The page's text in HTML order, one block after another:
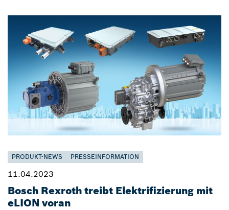
PRODUKT-NEWS PRESSEINFORMATION
11.04.2023
Bosch Rexroth treibt Elektrifizierung mit
eLION voran